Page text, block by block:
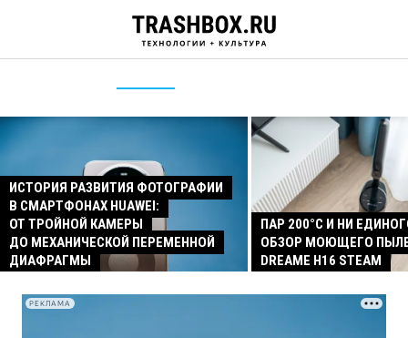
ИСТОРИЯ РАЗВИТИЯ ФОТОГРАФИИ
В СМАРТФОНАХ HUAWEI:
ОТ ТРОЙНОЙ КАМЕРЫ
ДО МЕХАНИЧЕСКОЙ ПЕРЕМЕННОЙ
ДИАФРАГМЫ
ПАР 200°C И НИ
ОБЗОР МОЮЩЕГО
DREAME H16 STEAM
РЕКЛАМА